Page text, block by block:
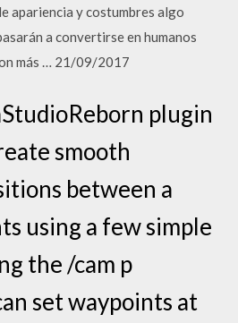
apariencia y costumbres algo
a convertirse en humanos
más … 21/09/2017
plugin
smooth
between a
using a few simple
the /cam p
set waypoints at